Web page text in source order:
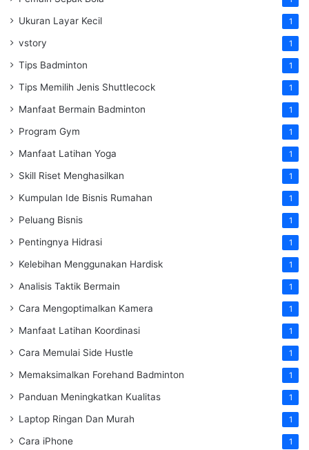
Ukuran Layar Kecil 1
vstory 1
Tips Badminton 1
Tips Memilih Jenis Shuttlecock 1
Manfaat Bermain Badminton 1
Program Gym 1
Manfaat Latihan Yoga 1
Skill Riset Menghasilkan 1
Kumpulan Ide Bisnis Rumahan 1
Peluang Bisnis 1
Pentingnya Hidrasi 1
Kelebihan Menggunakan Hardisk 1
Analisis Taktik Bermain 1
Cara Mengoptimalkan Kamera 1
Manfaat Latihan Koordinasi 1
Cara Memulai Side Hustle 1
Memaksimalkan Forehand Badminton 1
Panduan Meningkatkan Kualitas 1
Laptop Ringan Dan Murah 1
Cara iPhone 1